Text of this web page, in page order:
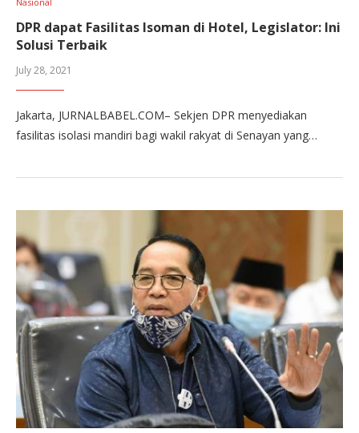
DPR dapat Fasilitas Isoman di Hotel, Legislator: Ini
Solusi Terbaik
July 28, 2021
Jakarta, JURNALBABEL.COM– Sekjen DPR menyediakan
fasilitas isolasi mandiri bagi wakil rakyat di Senayan yang…